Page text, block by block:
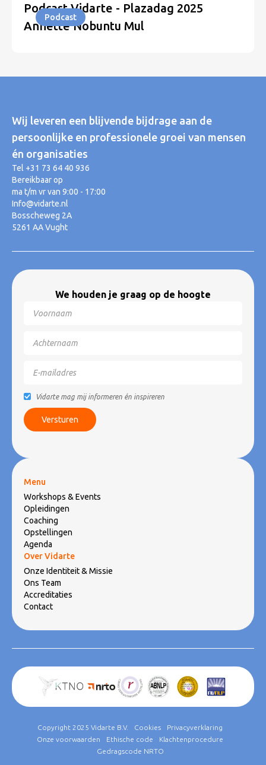
Podcast Vidarte - Plazadag 2025
Annette Nobuntu Mul
Podcast
Wij leveren een blijvende bijdrage aan de
persoonlijke en professionele groei van mensen
én organisaties
Tel +31 73 64 40 936
Bereikbaar op
ma t/m vr van 9:00 - 17:00
Info@vidarte.nl
Bosscheweg 2A
5261 AA Vught
We houden je graag op de hoogte
Vidarte mag mij informeren én inspireren
Menu
Workshops & Events
Opleidingen
Coaching
Opstellingen
Agenda
Over Vidarte
Onze Identiteit & Missie
Ons Team
Accreditaties
Contact
Copyright 2025 Vidarte B.V. Cookies
Privacyverklaring
Onze voorwaarden
Ethische code
Klachtenprocedure
Gedragscode NRTO